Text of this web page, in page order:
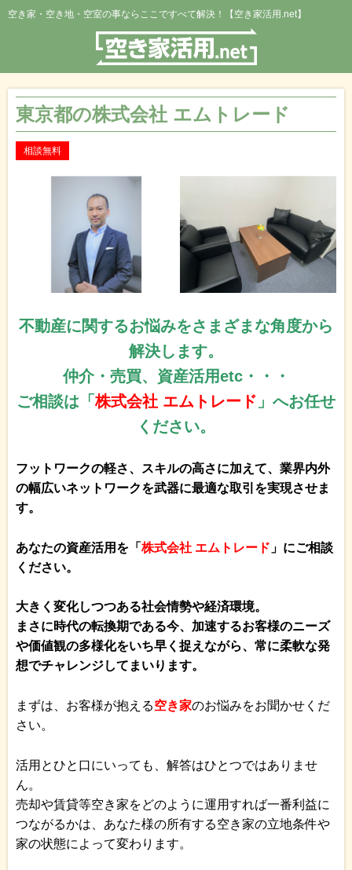
空き家・空き地・空室の事ならここですべて解決！【空き家活用.net】
東京都の株式会社 エムトレード
相談無料
不動産に関するお悩みをさまざまな角度から
解決します。
仲介・売買、資産活用etc・・・
ご相談は「株式会社 エムトレード 」へお任せ
ください。
フットワークの軽さ、スキルの高さに加えて、業界内外
の幅広いネットワークを武器に最適な取引を実現させま
す。
あなたの資産活用を「 株式会社 エムトレード 」にご相談
ください。
大きく変化しつつある社会情勢や経済環境。
まさに時代の転換期である今、加速するお客様のニーズ
や価値観の多様化をいち早く捉えながら、常に柔軟な発
想でチャレンジしてまいります。
まずは、お客様が抱える空き家のお悩みをお聞かせくだ
さい。
活用とひと口にいっても、解答はひとつではありませ
ん。
売却や賃貸等空き家をどのように運用すれば一番利益に
つながるかは、あなた様の所有する空き家の立地条件や
家の状態によって変わります。